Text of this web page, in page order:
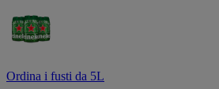
Ordina i fusti da 5L